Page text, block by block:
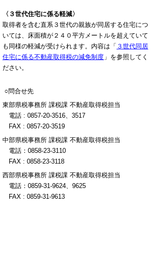
〈３世代住宅に係る軽減〉
取得者を含む直系３世代の親族が同居する住宅につ
いては、床面積が２４０平方メートルを超えていて
も同様の軽減が受けられます。内容は「 ３世代同居
住宅に係る不動産取得税の減免制度 」を参照してく
ださい。
○問合せ先
東部県税事務所 課税課 不動産取得税担当
電話 : 0857-20-3516、3517
FAX : 0857-20-3519
中部県税事務所 課税課 不動産取得税担当
電話：0858-23-3110
FAX : 0858-23-3118
西部県税事務所 課税課 不動産取得税担当
電話：0859-31-9624、9625
FAX : 0859-31-9613